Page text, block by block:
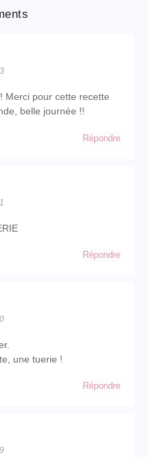
Merci pour cette recette
belle journée !!
Répondre
Répondre
une tuerie !
Répondre